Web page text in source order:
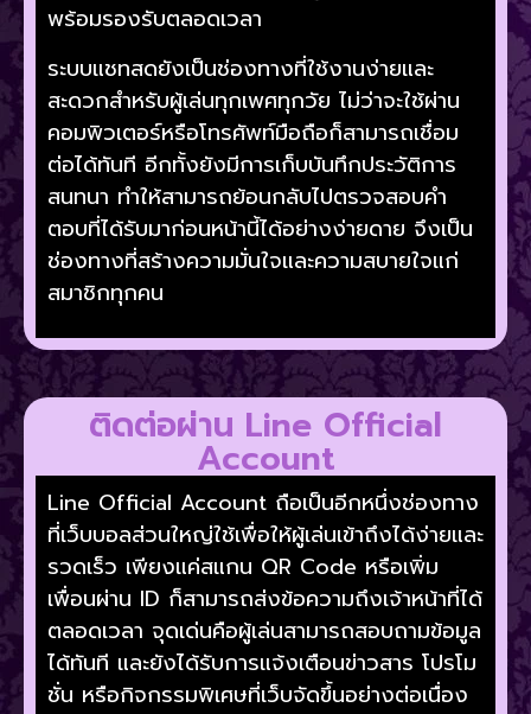
พร้อมรองรับตลอดเวลา
ระบบแชทสดยังเป็นช่องทางที่ใช้งานง่ายและ
สะดวกสำหรับผู้เล่นทุกเพศทุกวัย ไม่ว่าจะใช้ผ่าน
คอมพิวเตอร์หรือโทรศัพท์มือถือก็สามารถเชื่อม
ต่อได้ทันที อีกทั้งยังมีการเก็บบันทึกประวัติการ
สนทนา ทำให้สามารถย้อนกลับไปตรวจสอบคำ
ตอบที่ได้รับมาก่อนหน้านี้ได้อย่างง่ายดาย จึงเป็น
ช่องทางที่สร้างความมั่นใจและความสบายใจแก่
สมาชิกทุกคน
ติดต่อผ่าน Line Official
Account
Line Official Account ถือเป็นอีกหนึ่งช่องทาง
ที่เว็บบอลส่วนใหญ่ใช้เพื่อให้ผู้เล่นเข้าถึงได้ง่ายและ
รวดเร็ว เพียงแค่สแกน QR Code หรือเพิ่ม
เพื่อนผ่าน ID ก็สามารถส่งข้อความถึงเจ้าหน้าที่ได้
ตลอดเวลา จุดเด่นคือผู้เล่นสามารถสอบถามข้อมูล
ได้ทันที และยังได้รับการแจ้งเตือนข่าวสาร โปรโม
ชั่น หรือกิจกรรมพิเศษที่เว็บจัดขึ้นอย่างต่อเนื่อง